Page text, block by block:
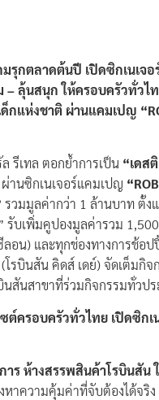
รุกตลาดต้นปี เปิดซิกเนเจ
– ลุ้นสนุก ให้ครอบครัวทั่ว
แห่งชาติ ผ่านแคมเปญ
รีเทล ตอกย้ำการเป็น “เดส
านซิกเนเจอร์แคมเปญ
รวมมูลค่ากว่า 1 ล้านบาท ตั้
บเพิ่มคูปองมูลค่ารวม
อน) และทุกช่องทางการช้อ
(โรบินสัน คิดส์ เดย์) จัดเต็ม
สันสาขาที่ร่วมกิจกรรมทั่วปร
ครอบครัวทั่วไทย เปิดซิกเ
ห้างสรรพสินค้าโรบินสัน ใ
หาความคุ้มค่าที่จับต้องได้จ